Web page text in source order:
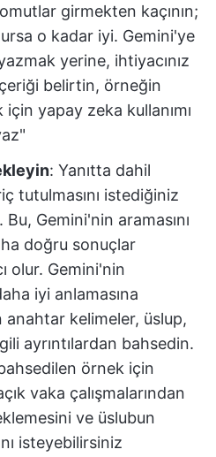
girmekten kaçının;
o kadar iyi. Gemini'ye
yerine, ihtiyacınız
belirtin, örneğin
yapay zeka kullanımı
: Yanıtta dahil
tutulmasını istediğiniz
Gemini'nin aramasını
doğru sonuçlar
olur. Gemini'nin
iyi anlamasına
anahtar kelimeler, üslup,
ayrıntılardan bahsedin.
örnek için
vaka çalışmalarından
ve üslubun
isteyebilirsiniz